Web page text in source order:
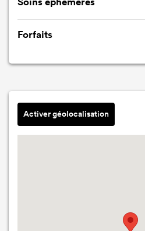
Soins éphémères
Forfaits
Activer géolocalisation